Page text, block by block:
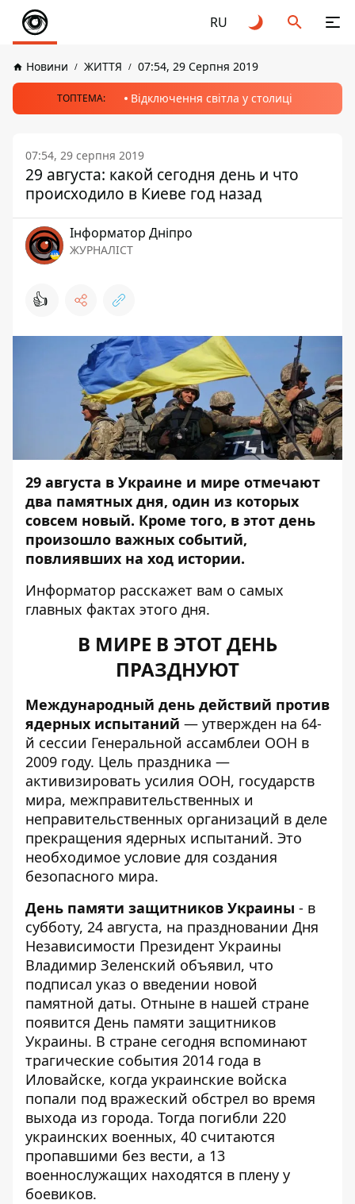
RU
Новини ЖИТТЯ 07:54, 29 Серпня 2019
ТОПТЕМА: Відключення світла у столиці
07:54, 29 серпня 2019
29 августа: какой сегодня день и что
происходило в Киеве год назад
Інформатор Дніпро
ЖУРНАЛІСТ
👍
29 августа в Украине и мире отмечают
два памятных дня, один из которых
совсем новый. Кроме того, в этот день
произошло важных событий,
повлиявших на ход истории.
Информатор расскажет вам о самых
главных фактах этого дня.
В МИРЕ В ЭТОТ ДЕНЬ
ПРАЗДНУЮТ
Международный день действий против
ядерных испытаний — утвержден на 64-
й сессии Генеральной ассамблеи ООН в
2009 году. Цель праздника —
активизировать усилия ООН, государств
мира, межправительственных и
неправительственных организаций в деле
прекращения ядерных испытаний. Это
необходимое условие для создания
безопасного мира.
День памяти защитников Украины - в
субботу, 24 августа, на праздновании Дня
Независимости Президент Украины
Владимир Зеленский объявил, что
подписал указ о введении новой
памятной даты. Отныне в нашей стране
появится День памяти защитников
Украины. В стране сегодня вспоминают
трагические события 2014 года в
Иловайске, когда украинские войска
попали под вражеский обстрел во время
выхода из города. Тогда погибли 220
украинских военных, 40 считаются
пропавшими без вести, а 13
военнослужащих находятся в плену у
боевиков.